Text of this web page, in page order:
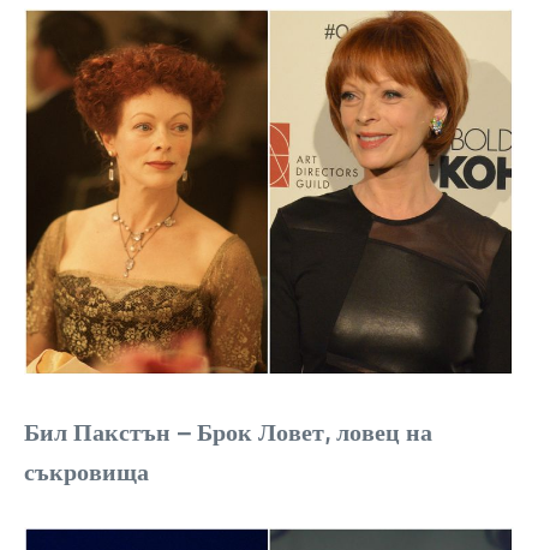
Бил Пакстън – Брок Ловет, ловец на
съкровища